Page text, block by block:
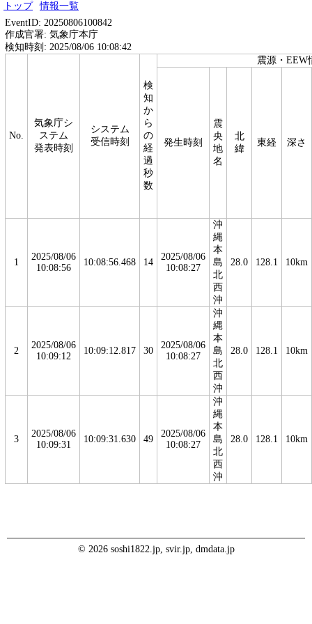
トップ
情報一覧
EventID: 20250806100842
作成官署: 気象庁本庁
検知時刻: 2025/08/06 10:08:42
No.
気象庁シ
ステム
発表時刻
システム
受信時刻
検
知
か
ら
の
経
過
秒
数
震源・EEW
発生時刻
震
央
地
名
北
緯
東経 深さ
1
2025/08/06
10:08:56
10:08:56.468 14
2025/08/06
10:08:27
沖
縄
本
島
北
西
沖
28.0 128.1 10km
2
2025/08/06
10:09:12
10:09:12.817 30
2025/08/06
10:08:27
沖
縄
本
島
北
西
沖
28.0 128.1 10km
3
2025/08/06
10:09:31
10:09:31.630 49
2025/08/06
10:08:27
沖
縄
本
島
北
西
沖
28.0 128.1 10km
© 2026 soshi1822.jp, svir.jp, dmdata.jp